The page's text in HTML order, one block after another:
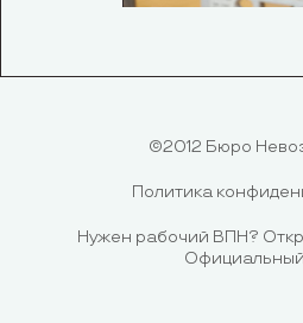
©2012 Бюро
Политика
Нужен рабочий ВПН?